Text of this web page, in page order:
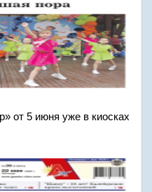
от 5 июня уже в киосках